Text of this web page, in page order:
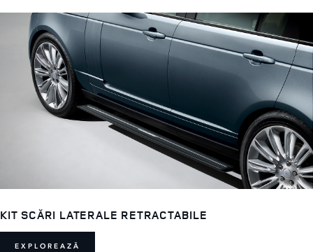
KIT SCĂRI LATERALE RETRACTABILE
EXPLOREAZĂ